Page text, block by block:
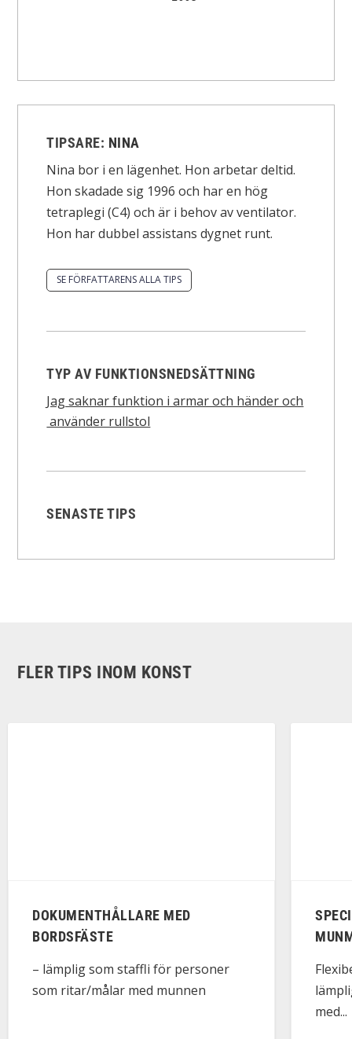
TIPSARE: NINA
Nina bor i en lägenhet. Hon arbetar deltid.
Hon skadade sig 1996 och har en hög
tetraplegi (C4) och är i behov av ventilator.
Hon har dubbel assistans dygnet runt.
SE FÖRFATTARENS ALLA TIPS
TYP AV FUNKTIONSNEDSÄTTNING
Jag saknar funktion i armar och händer och
använder rullstol
SENASTE TIPS
FLER TIPS INOM KONST
DOKUMENTHÅLLARE MED
BORDSFÄSTE
– lämplig som staffli för personer
som ritar/målar med munnen
med...